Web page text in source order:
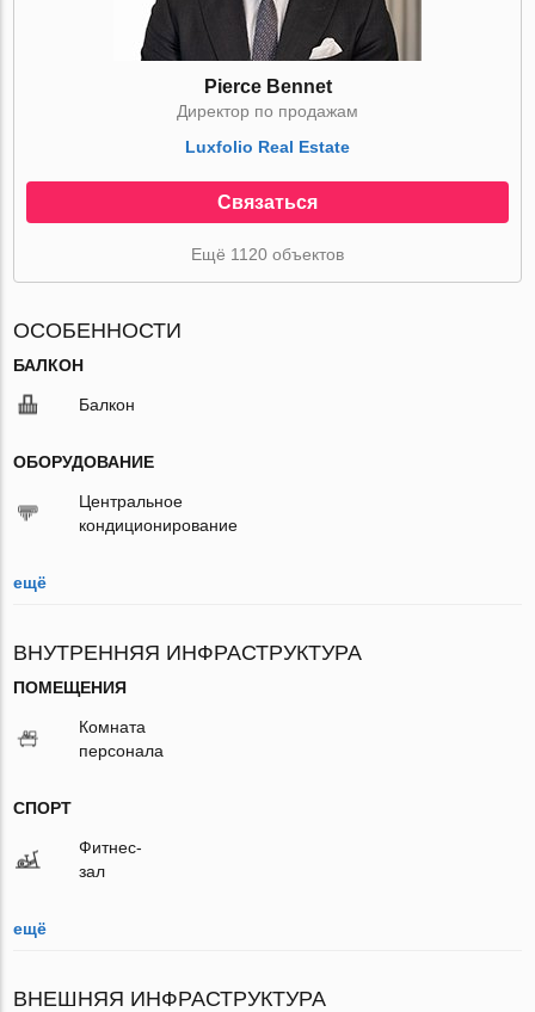
Pierce Bennet
Директор по продажам
Luxfolio Real Estate
Связаться
Ещё 1120 объектов
ОСОБЕННОСТИ
БАЛКОН
Балкон
ОБОРУДОВАНИЕ
Центральное
кондиционирование
ещё
ВНУТРЕННЯЯ ИНФРАСТРУКТУРА
ПОМЕЩЕНИЯ
Комната
персонала
СПОРТ
Фитнес-
зал
ещё
ВНЕШНЯЯ ИНФРАСТРУКТУРА